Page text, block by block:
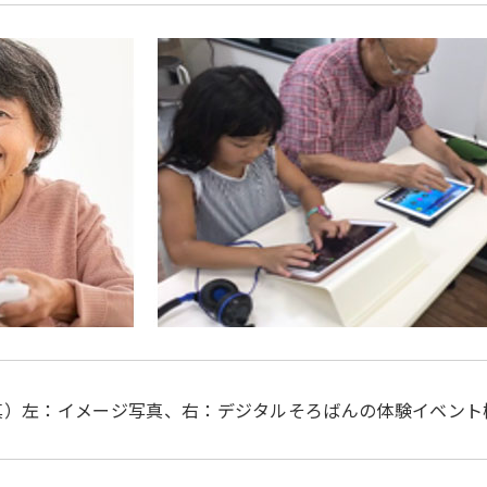
左：イメージ写真、右：デジタルそろばんの体験イベン